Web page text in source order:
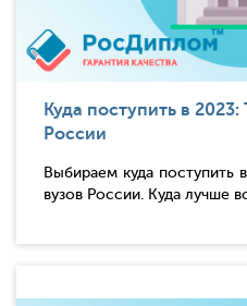
Куда поступить в
России
Выбираем куда поступить
вузов России. Куда лучше